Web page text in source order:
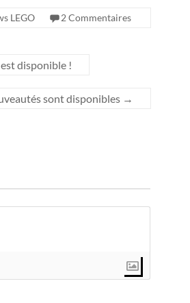
LEGO 2 Commentaires
disponible !
sont disponibles →